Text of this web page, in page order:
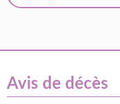
Avis de décès